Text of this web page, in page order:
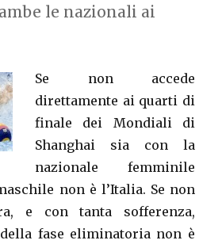
le nazionali ai
Se non accede
direttamente ai quarti di
finale dei Mondiali di
Shanghai sia con la
nazionale femminile
non è l’Italia. Se non
e con tanta sofferenza,
fase eliminatoria non è